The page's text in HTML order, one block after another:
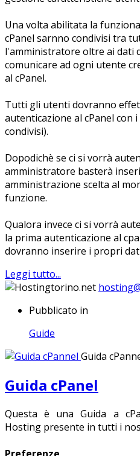
Una volta abilitata la
cPanel sarnno condivisi tra
l'amministratore oltre ai dati
comunicare ad ogni utente
al cPanel.
Tutti gli utenti dovranno
autenticazione al cPanel con
condivisi).
Dopodichè se ci si vorrà
amministratore basterà
amministrazione scelta al
funzione.
Qualora invece ci si vorrà
la prima autenticazione al
dovranno inserire i propri
Leggi tutto...
Pubblicato in
Guide
Guida
Guida cPanel
Questa è una Guida a
Hosting presente in tutti i